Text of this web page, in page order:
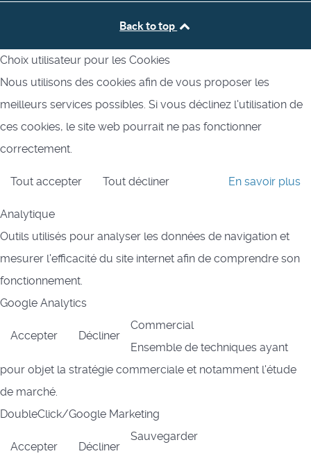
Back to top
Choix utilisateur pour les Cookies
Nous utilisons des cookies afin de vous proposer les
meilleurs services possibles. Si vous déclinez l'utilisation de
ces cookies, le site web pourrait ne pas fonctionner
correctement.
Tout accepter Tout décliner En savoir plus
Analytique
Outils utilisés pour analyser les données de navigation et
mesurer l'efficacité du site internet afin de comprendre son
fonctionnement.
Google Analytics
Accepter Décliner
Commercial
Ensemble de techniques ayant
pour objet la stratégie commerciale et notamment l'étude
de marché.
DoubleClick/Google Marketing
Accepter Décliner
Sauvegarder